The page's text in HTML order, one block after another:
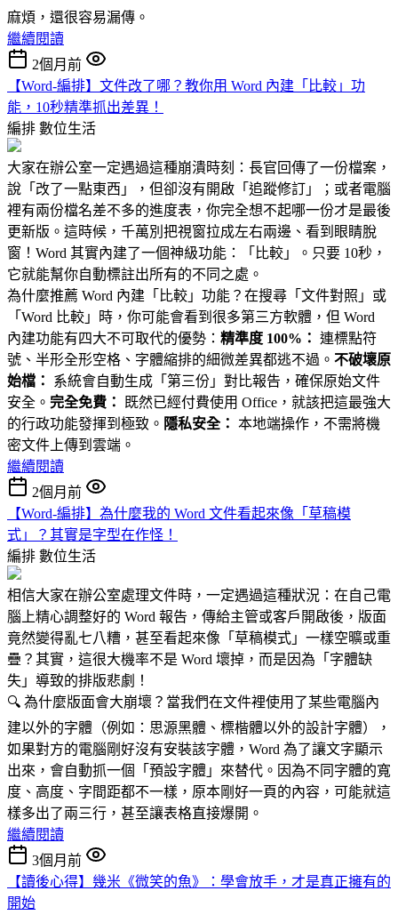
麻煩，還很容易漏傳。
繼續閱讀
2個月前
【Word-編排】文件改了哪？教你用 Word 內建「比較」功
能，10秒精準抓出差異！
編排 數位生活
大家在辦公室一定遇過這種崩潰時刻：長官回傳了一份檔案，
說「改了一點東西」，但卻沒有開啟「追蹤修訂」；或者電腦
裡有兩份檔名差不多的進度表，你完全想不起哪一份才是最後
更新版。這時候，千萬別把視窗拉成左右兩邊、看到眼睛脫
窗！Word 其實內建了一個神級功能：「比較」。只要 10秒，
它就能幫你自動標註出所有的不同之處。
為什麼推薦 Word 內建「比較」功能？在搜尋「文件對照」或
「Word 比較」時，你可能會看到很多第三方軟體，但 Word
內建功能有四大不可取代的優勢： 精準度 100%： 連標點符
號、半形全形空格、字體縮排的細微差異都逃不過。 不破壞原
始檔：
系統會自動生成「第三份」對比報告，確保原始文件
安全。 完全免費：
既然已經付費使用 Office，就該把這最強大
的行政功能發揮到極致。 隱私安全： 本地端操作，不需將機
密文件上傳到雲端。
繼續閱讀
2個月前
【Word-編排】為什麼我的 Word 文件看起來像「草稿模
式」？其實是字型在作怪！
編排 數位生活
相信大家在辦公室處理文件時，一定遇過這種狀況：在自己電
腦上精心調整好的 Word 報告，傳給主管或客戶開啟後，版面
竟然變得亂七八糟，甚至看起來像「草稿模式」一樣空曠或重
疊？其實，這很大機率不是 Word 壞掉，而是因為「字體缺
失」導致的排版悲劇！
🔍 為什麼版面會大崩壞？當我們在文件裡使用了某些電腦內
建以外的字體（例如：思源黑體、標楷體以外的設計字體），
如果對方的電腦剛好沒有安裝該字體，Word 為了讓文字顯示
出來，會自動抓一個「預設字體」來替代。因為不同字體的寬
度、高度、字間距都不一樣，原本剛好一頁的內容，可能就這
樣多出了兩三行，甚至讓表格直接爆開。
繼續閱讀
3個月前
【讀後心得】幾米《微笑的魚》：學會放手，才是真正擁有的
開始